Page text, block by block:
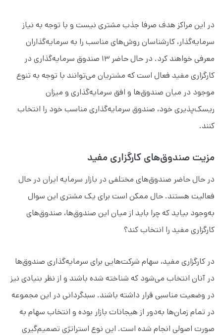
در این مراکز هدف صرفا جذب مشتری نیست و با توجه به نیاز
سرمایه‌گذار، کارشناسان روش‌های مناسب را به سرمایه‌گذاران
معرفی خواهند کرد. در حال حاضر ۱۳ صندوق سرمایه‌گذاری در
کارگزاری مفید فعال است که مشتریان می‌توانند با توجه به تنوع
موجود در میان صندوق‌ها و افق سرمایه‌گذاری و میزان
ریسک‌پذیری خود، صندوق سرمایه‌گذاری مناسب خود را انتخاب
کنند.
مزیت صندوق‌های کارگزاری مفید
در حال حاضر صندوق‌های مختلفی در بازار سرمایه ایران در حال
فعالیت هستند. حال ممکن است برای یک مشتری این سوال
به‌وجود بیاید که چرا باید از میان این صندوق‌ها، صندوق‌های
کارگزاری مفید را انتخاب کند؟
در کارگزاری مفید، سهام‌ شرکت‌هایی برای سرمایه‌گذاری صندوق‌ها
در آنان انتخاب می‌شود که شناخته شده باشند و از نظر بنیادی نیز
در وضعیت مناسبی قرار داشته باشند. سبدگردانی در این مجموعه
در تمام زمان‌ها به‌دور از هیجانات بازار بوده و انتخاب سهام به‌
صورت اصولی انجام شده است. این نوع استراتژی تصمیم‌گیری